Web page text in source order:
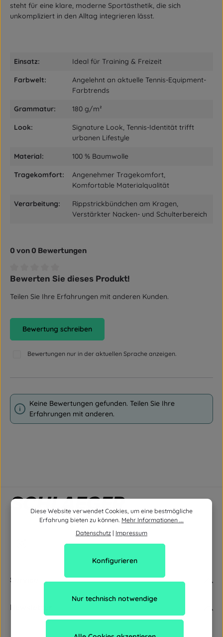
steht für eine klare, moderne Sportästhetik, die sich
unkompliziert in den Alltag integrieren lässt.
Einsatz: Ideal für Training & Freizeit
Farbwelt:
Angelehnt an aktuelle Tennis-Equipment-
Farbtrends
Grammatur: 180 g/m²
Look:
Signature Look, Tennis-Identität trifft
urbanen Lifestyle
Material: 100 % Baumwolle
Tragekomfort:
Angenehmer Tragekomfort,
Komfortable Materialqualität
Verarbeitung:
Rippstrickbündchen am Kragen,
Verstärkter Nacken- und Schulterbereich
0 von 0 Bewertungen
Durchschnittliche Bewertung von 0 von 5 Sternen
Bewerten Sie dieses Produkt!
Teilen Sie Ihre Erfahrungen mit anderen Kunden.
Bewertung schreiben
Bewertungen nur in der aktuellen Sprache anzeigen.
Keine Bewertungen gefunden. Teilen Sie Ihre
Erfahrungen mit anderen.
Service
Newsletter
Diese Website verwendet Cookies, um eine bestmögliche
Erfahrung bieten zu können. Mehr Informationen ...
Datenschutz | Impressum
Nur technisch notwendige
Konfigurieren